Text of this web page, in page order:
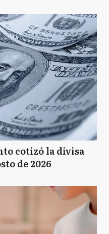
cotizó la divisa
de 2026